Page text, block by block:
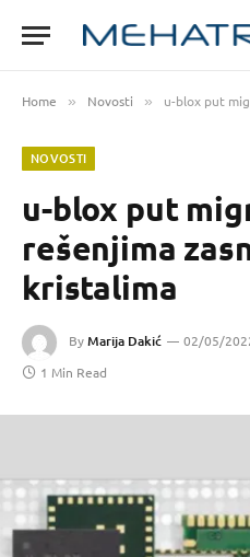
Home » Novosti » u-blox put
NOVOSTI
u-blox put
rešenjima
kristalima
ByMarija Dakić 02/05/
1 Min Read